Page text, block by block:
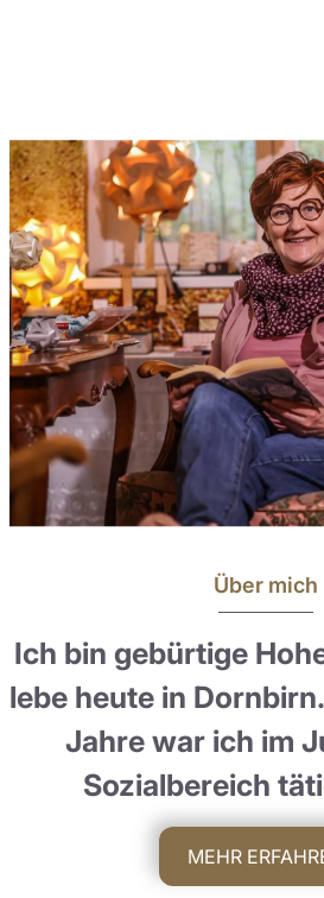
Über mich
Ich bin gebürtige
lebe heute in
Jahre war ich im
Sozialbereich
MEHR